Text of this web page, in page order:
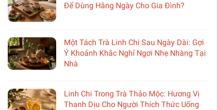
Để Dùng Hằng Ngày Cho Gia Đình?
Một Tách Trà Linh Chi Sau Ngày Dài: Gợi
Ý Khoảnh Khắc Nghỉ Ngơi Nhẹ Nhàng Tại
Nhà
Linh Chi Trong Trà Thảo Mộc: Hương Vị
Thanh Dịu Cho Người Thích Thức Uống